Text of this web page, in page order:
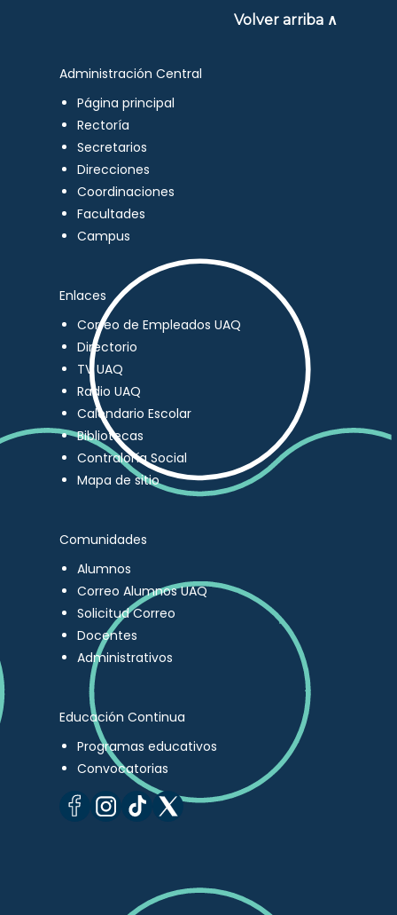
Volver arriba ∧
Administración Central
Página principal
Rectoría
Secretarios
Direcciones
Coordinaciones
Facultades
Campus
Enlaces
Correo de Empleados UAQ
Directorio
TV UAQ
Radio UAQ
Calendario Escolar
Bibliotecas
Contraloría Social
Mapa de sitio
Comunidades
Alumnos
Correo Alumnos UAQ
Solicitud Correo
Docentes
Administrativos
Educación Continua
Programas educativos
Convocatorias